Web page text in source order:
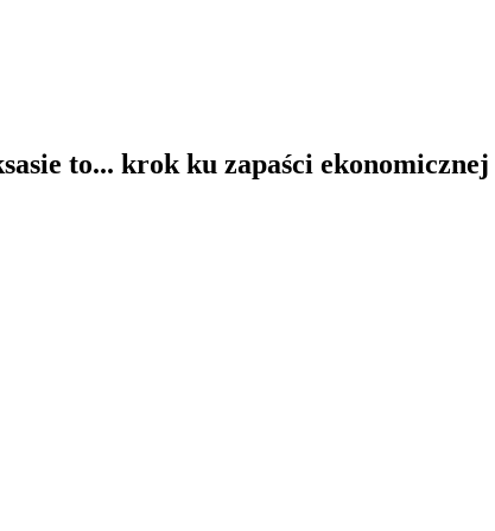
to... krok ku zapaści ekonomicznej